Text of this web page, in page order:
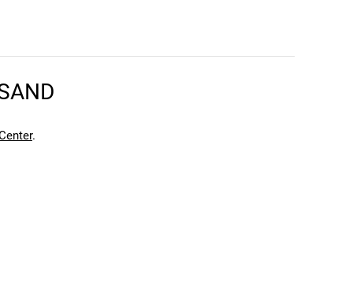
kann. Einen Fehler gefunden?
.